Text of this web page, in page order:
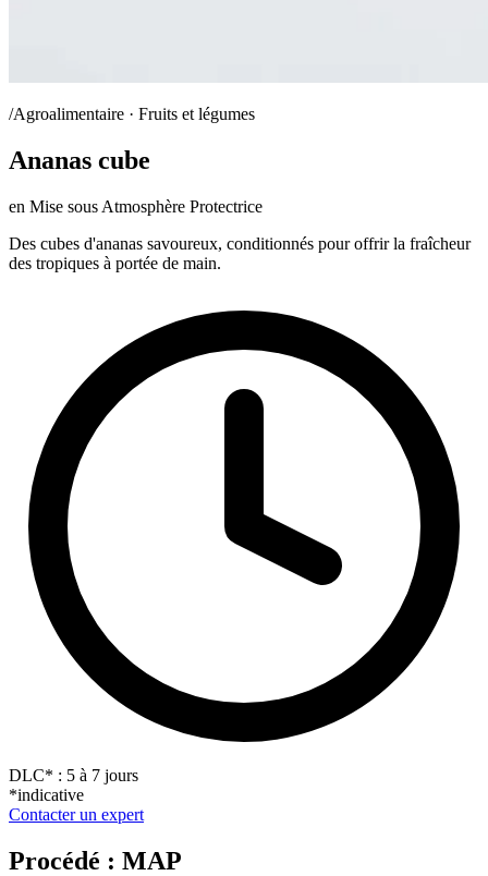
/Agroalimentaire · Fruits et légumes
Ananas cube
en Mise sous Atmosphère Protectrice
Des cubes d'ananas savoureux, conditionnés pour offrir la fraîcheur
des tropiques à portée de main.
DLC* : 5 à 7 jours
*indicative
Contacter un expert
Procédé : MAP